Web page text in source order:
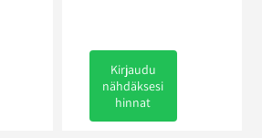
Kirjaudu
nähdäksesi
hinnat